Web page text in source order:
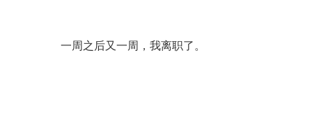
一周之后又一周，我离职了。